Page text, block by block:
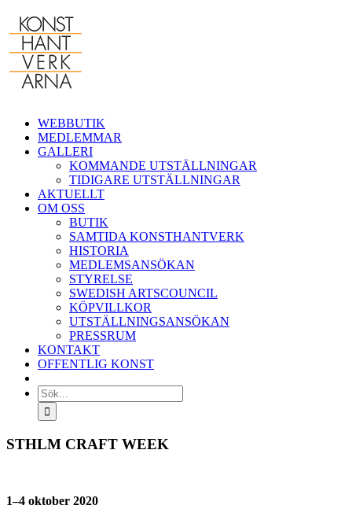
innehållet
WEBBUTIK
MEDLEMMAR
GALLERI
KOMMANDE UTSTÄLLNINGAR
TIDIGARE UTSTÄLLNINGAR
AKTUELLT
OM OSS
BUTIK
SAMTIDA KONSTHANTVERK
HISTORIA
MEDLEMSANSÖKAN
STYRELSE
SWEDISH ARTSCOUNCIL
KÖPVILLKOR
UTSTÄLLNINGSANSÖKAN
PRESSRUM
KONTAKT
OFFENTLIG KONST
Sök
efter:
STHLM CRAFT WEEK
1–4 oktober 2020